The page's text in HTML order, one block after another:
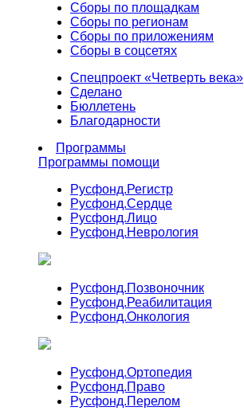
Сборы по площадкам
Сборы по регионам
Сборы по приложениям
Сборы в соцсетях
Спецпроект «Четверть века»
Сделано
Бюллетень
Благодарности
Программы
Программы помощи
Русфонд.Регистр
Русфонд.Сердце
Русфонд.Лицо
Русфонд.Неврология
Русфонд.Позвоночник
Русфонд.Реабилитация
Русфонд.Онкология
Русфонд.Ортопедия
Русфонд.Право
Русфонд.Перелом